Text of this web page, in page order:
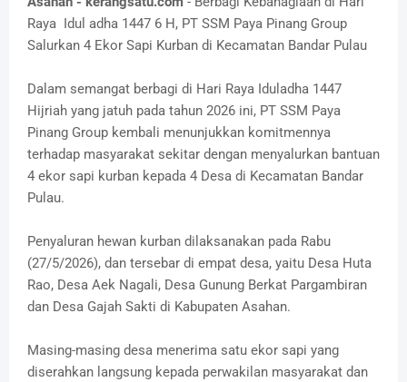
Raya Idul adha 1447 6 H, PT SSM Paya Pinang Group
Salurkan 4 Ekor Sapi Kurban di Kecamatan Bandar Pulau
Dalam semangat berbagi di Hari Raya Iduladha 1447
Hijriah yang jatuh pada tahun 2026 ini, PT SSM Paya
Pinang Group kembali menunjukkan komitmennya
terhadap masyarakat sekitar dengan menyalurkan bantuan
4 ekor sapi kurban kepada 4 Desa di Kecamatan Bandar
Pulau.
Penyaluran hewan kurban dilaksanakan pada Rabu
(27/5/2026), dan tersebar di empat desa, yaitu Desa Huta
Rao, Desa Aek Nagali, Desa Gunung Berkat Pargambiran
dan Desa Gajah Sakti di Kabupaten Asahan.
Masing-masing desa menerima satu ekor sapi yang
diserahkan langsung kepada perwakilan masyarakat dan